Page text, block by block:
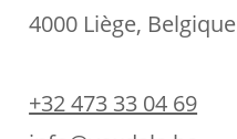
4000 Liège, Belgique
+32 473 33 04 69